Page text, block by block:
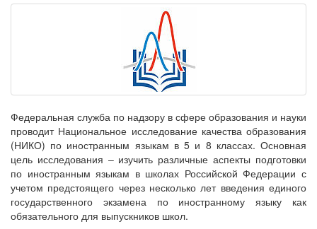
Федеральная служба по надзору в сфере образования и науки
проводит Национальное исследование качества образования
(НИКО) по иностранным языкам в 5 и 8 классах. Основная
цель исследования – изучить различные аспекты подготовки
по иностранным языкам в школах Российской Федерации с
учетом предстоящего через несколько лет введения единого
государственного экзамена по иностранному языку как
обязательного для выпускников школ.